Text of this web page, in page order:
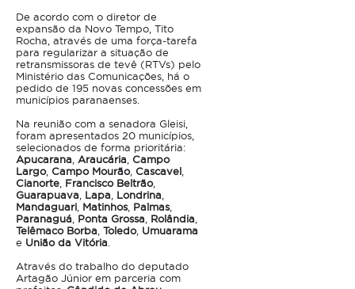
De acordo com o diretor de
expansão da Novo Tempo, Tito
Rocha, através de uma força-tarefa
para regularizar a situação de
retransmissoras de tevê (RTVs) pelo
Ministério das Comunicações, há o
pedido de 195 novas concessões em
municípios paranaenses.
Na reunião com a senadora Gleisi,
foram apresentados 20 municípios,
selecionados de forma prioritária:
Apucarana Araucária Campo
Largo, Campo Mourão, Cascavel
Cianorte Francisco Beltrão,
Guarapuava Lapa Londrina
Mandaguari Matinhos, Palmas,
Paranaguá Ponta Grossa Rolândia
Telêmaco Borba Toledo, Umuarama
e União da Vitória
Através do trabalho do deputado
Artagão Júnior em parceria com